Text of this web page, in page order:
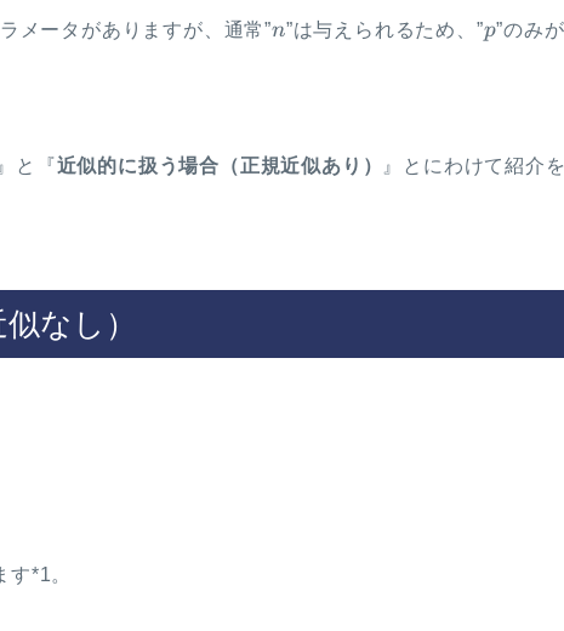
メータがありますが、通常”n
n”は与えられるため、”p
p”のみ
』と『近似的に扱う場合（正規近似あり）
』とにわけて紹介
なし）
す*1。